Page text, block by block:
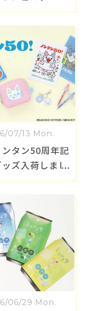
07/13 Mon.
タン50周年記
ズ入荷しまし
06/29 Mon.